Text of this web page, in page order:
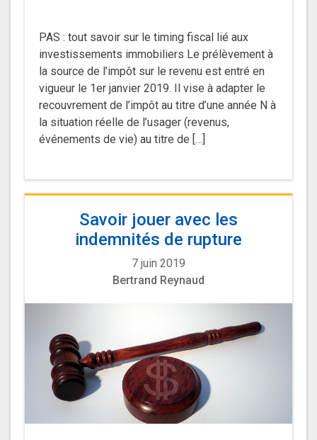
PAS : tout savoir sur le timing fiscal lié aux
investissements immobiliers Le prélèvement à
la source de l’impôt sur le revenu est entré en
vigueur le 1er janvier 2019. Il vise à adapter le
recouvrement de l’impôt au titre d’une année N à
la situation réelle de l’usager (revenus,
événements de vie) au titre de […]
Savoir jouer avec les
indemnités de rupture
7 juin 2019
Bertrand Reynaud